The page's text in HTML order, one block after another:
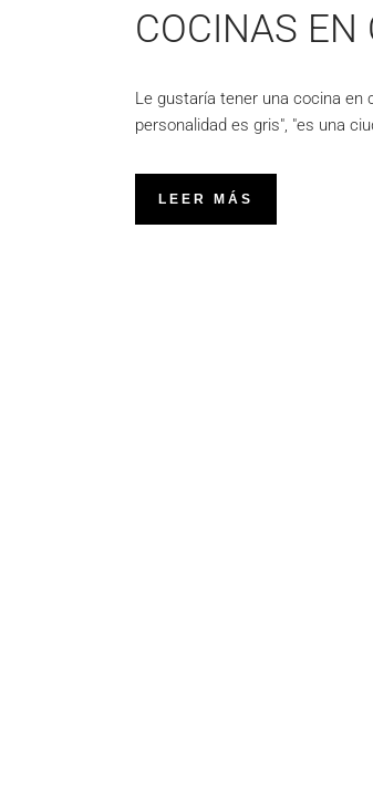
COCINAS EN
Le gustaría tener una cocina en
personalidad es gris", "es una
LEER MÁS